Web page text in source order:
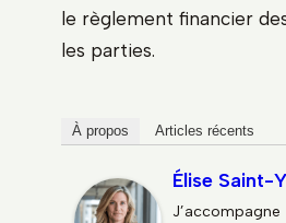
le règlement financier
les parties.
À propos Articles récents
Élise Saint-